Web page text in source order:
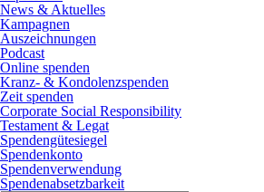
News & Aktuelles
Kampagnen
Auszeichnungen
Podcast
Online spenden
Kranz- & Kondolenzspenden
Zeit spenden
Corporate Social Responsibility
Testament & Legat
Spendengütesiegel
Spendenkonto
Spendenverwendung
Spendenabsetzbarkeit